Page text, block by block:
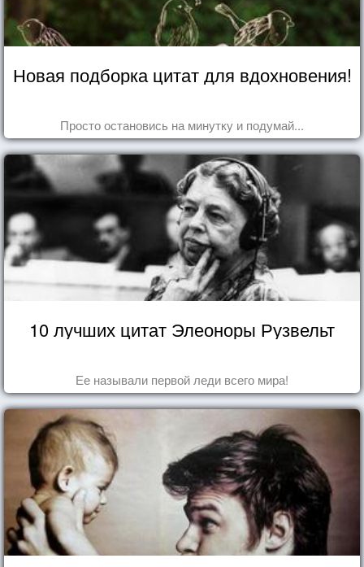
Новая подборка цитат для вдохновения!
Просто остановись на минутку и подумай...
10 лучших цитат Элеоноры Рузвельт
Ее называли первой леди всего мира!